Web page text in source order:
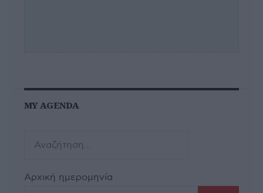
MY AGENDA
Αρχική ημερομηνία